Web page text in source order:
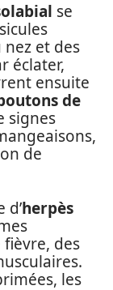
se
et des
éclater,
ensuite
de
signes
de
d’herpès
des
les